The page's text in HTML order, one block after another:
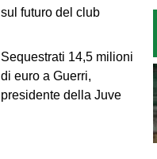
sul futuro del club
Sequestrati 14,5 milioni
di euro a Guerri,
presidente della Juve